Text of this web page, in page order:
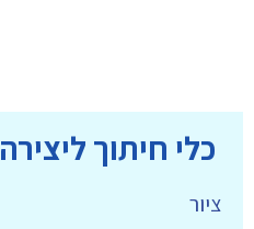
כלי חיתוך ליצירה
ציור